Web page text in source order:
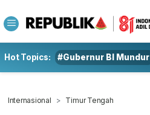
Hot Topics: #Gubernur BI Mundur
Internasional Timur Tengah